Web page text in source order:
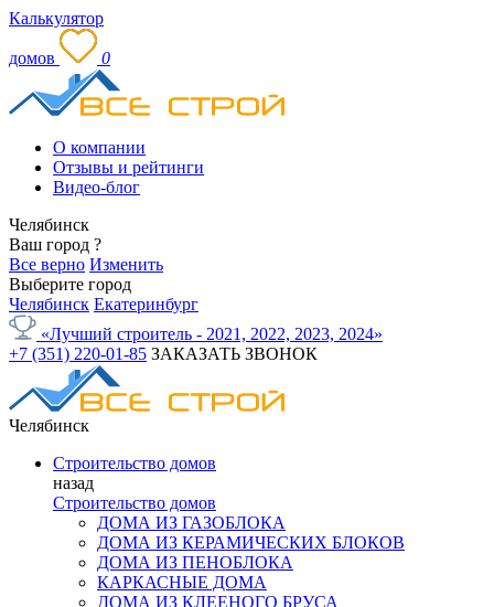
Калькулятор
домов 0
О компании
Отзывы и рейтинги
Видео-блог
Челябинск
Ваш город ?
Все верно Изменить
Выберите город
Челябинск Екатеринбург
«Лучший строитель - 2021, 2022, 2023, 2024»
+7 (351) 220-01-85 ЗАКАЗАТЬ ЗВОНОК
Челябинск
Строительство домов
назад
Строительство домов
ДОМА ИЗ ГАЗОБЛОКА
ДОМА ИЗ КЕРАМИЧЕСКИХ БЛОКОВ
ДОМА ИЗ ПЕНОБЛОКА
КАРКАСНЫЕ ДОМА
ДОМА ИЗ КЛЕЕНОГО БРУСА